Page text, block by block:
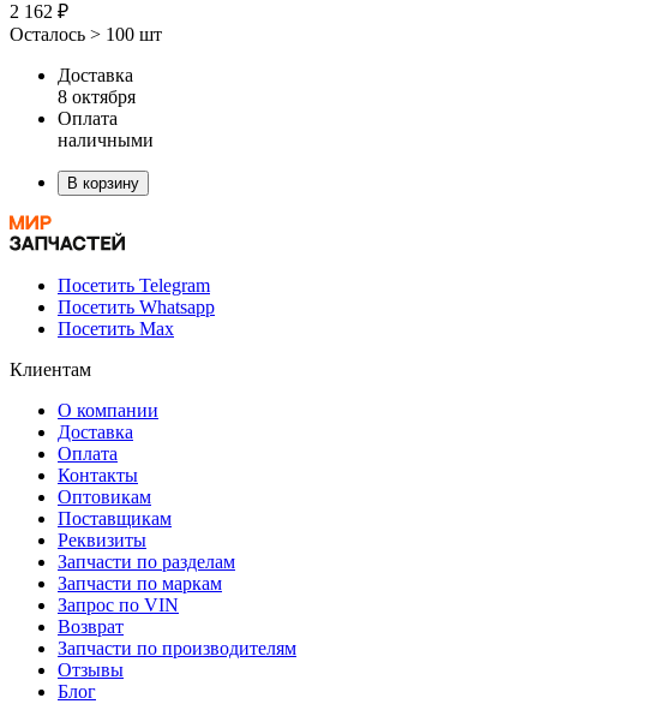
2 162 ₽
Осталось > 100 шт
Доставка
8 октября
Оплата
наличными
В корзину
Посетить Telegram
Посетить Whatsapp
Посетить Max
Клиентам
О компании
Доставка
Оплата
Контакты
Оптовикам
Поставщикам
Реквизиты
Запчасти по разделам
Запчасти по маркам
Запрос по VIN
Возврат
Запчасти по производителям
Отзывы
Блог